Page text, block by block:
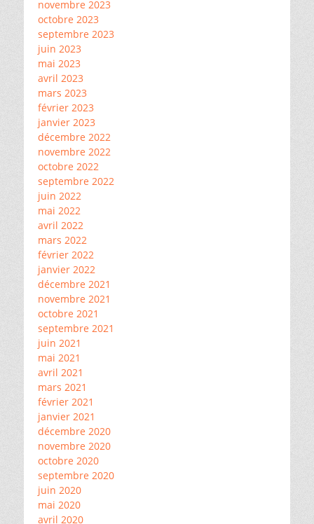
novembre 2023
octobre 2023
septembre 2023
juin 2023
mai 2023
avril 2023
mars 2023
février 2023
janvier 2023
décembre 2022
novembre 2022
octobre 2022
septembre 2022
juin 2022
mai 2022
avril 2022
mars 2022
février 2022
janvier 2022
décembre 2021
novembre 2021
octobre 2021
septembre 2021
juin 2021
mai 2021
avril 2021
mars 2021
février 2021
janvier 2021
décembre 2020
novembre 2020
octobre 2020
septembre 2020
juin 2020
mai 2020
avril 2020